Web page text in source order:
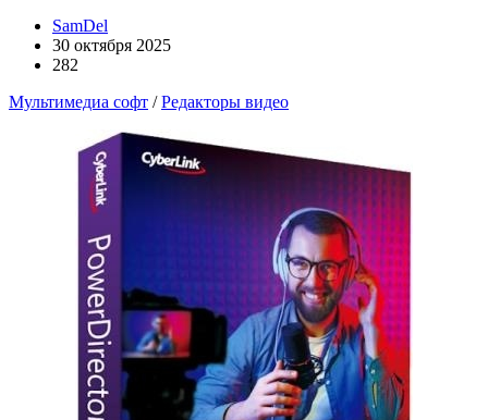
SamDel
30 октября 2025
282
Мультимедиа софт /Редакторы видео